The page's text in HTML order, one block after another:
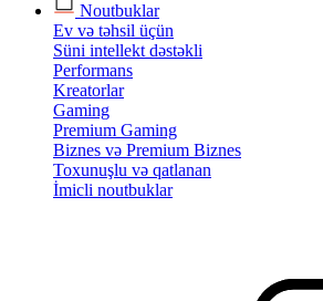
Noutbuklar
Ev və təhsil üçün
Süni intellekt dəstəkli
Performans
Kreatorlar
Gaming
Premium Gaming
Biznes və Premium Biznes
Toxunuşlu və qatlanan
İmicli noutbuklar